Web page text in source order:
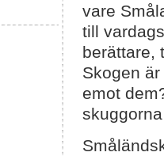
vare
till
berättare,
Skogen
emot